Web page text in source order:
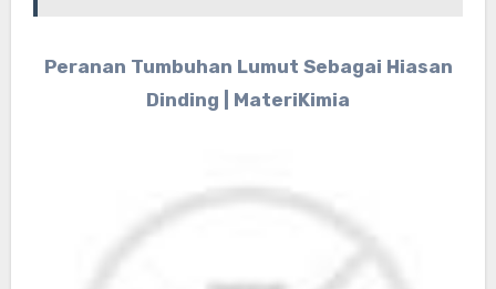
Peranan Tumbuhan Lumut Sebagai Hiasan
Dinding | MateriKimia